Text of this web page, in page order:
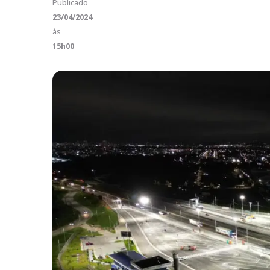
Publicado
23/04/2024
às
15h00